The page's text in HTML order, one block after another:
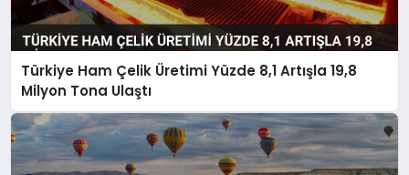
Türkiye Ham Çelik Üretimi Yüzde 8,1 Artışla 19,8
Milyon Tona Ulaştı